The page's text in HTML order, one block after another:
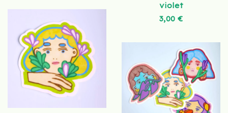
violet
3,00 €